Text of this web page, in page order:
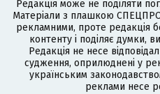
Редакція може не поділяти
Матеріали з плашкою
рекламними, проте редакція
контенту і поділяє думки,
Редакція не несе
судження, оприлюднені у
українським
реклами несе